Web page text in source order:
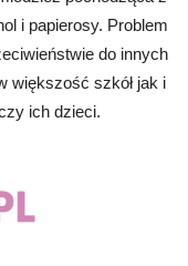
i papierosy. Problem
do innych
większość szkół jak i
ich dzieci.